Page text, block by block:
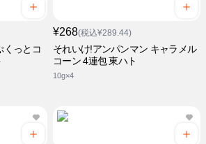
くっとコ
¥268(税込¥289.44)
それいけ!アンパンマン キャラメル
コーン 4連包 東ハト
10g×4